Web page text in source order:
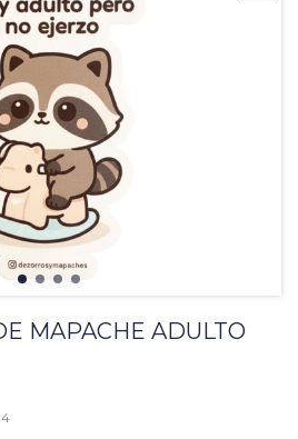
MAPACHE ADULTO